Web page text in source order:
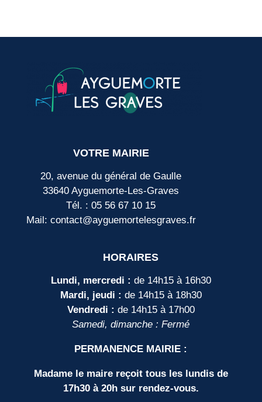
VOTRE MAIRIE
20, avenue du général de Gaulle
33640 Ayguemorte-Les-Graves
Tél. : 05 56 67 10 15
Mail: contact@ayguemortelesgraves.fr
HORAIRES
Lundi, mercredi : de 14h15 à 16h30
Mardi, jeudi : de 14h15 à 18h30
Vendredi : de 14h15 à 17h00
Samedi, dimanche : Fermé
PERMANENCE MAIRIE :
Madame le maire reçoit tous les lundis de
17h30 à 20h sur rendez-vous.